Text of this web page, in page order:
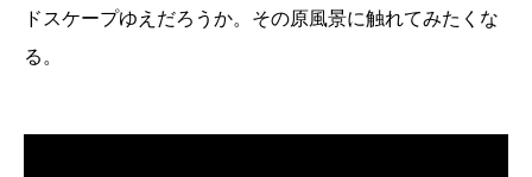
ドスケープゆえだろうか。その原風景に触れてみたくな
る。